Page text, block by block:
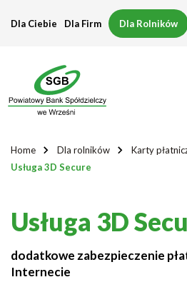
Usługa
Secure
Dla Ciebie Dla Firm Dla Rolników
Home Dla rolników
Karty
Usługa 3D Secure
Usługa 3D
dodatkowe zabezpieczenie
Internecie